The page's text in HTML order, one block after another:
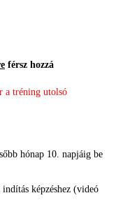
férsz hozzá
a tréning utolsó
hónap 10. napjáig be
képzéshez (videó